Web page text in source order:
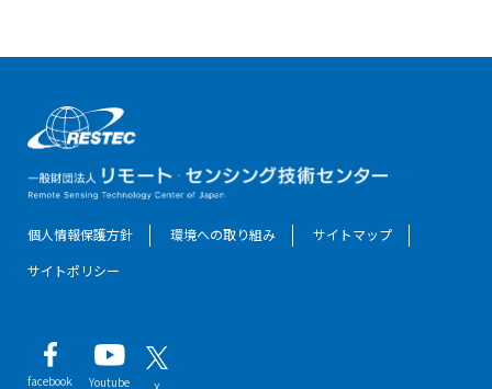
個人情報保護方針 環境への取り組み
サイトマップ
サイトポリシー
facebook Youtube